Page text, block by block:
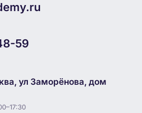
59
ул Заморёнова, дом